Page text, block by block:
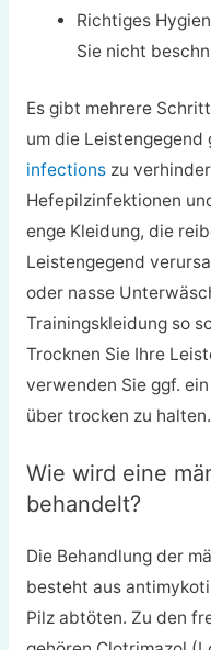
Richtiges
Sie nicht
Es gibt mehrere
um die Leistengegend
infectionszu
Hefepilzinfektionen
enge Kleidung, die
Leistengegend
oder nasse
Trainingskleidung so
Trocknen Sie Ihre
verwenden Sie ggf.
über trocken zu halten.
Wie wird eine
behandelt?
Die Behandlung der
besteht aus
Pilz abtöten. Zu den